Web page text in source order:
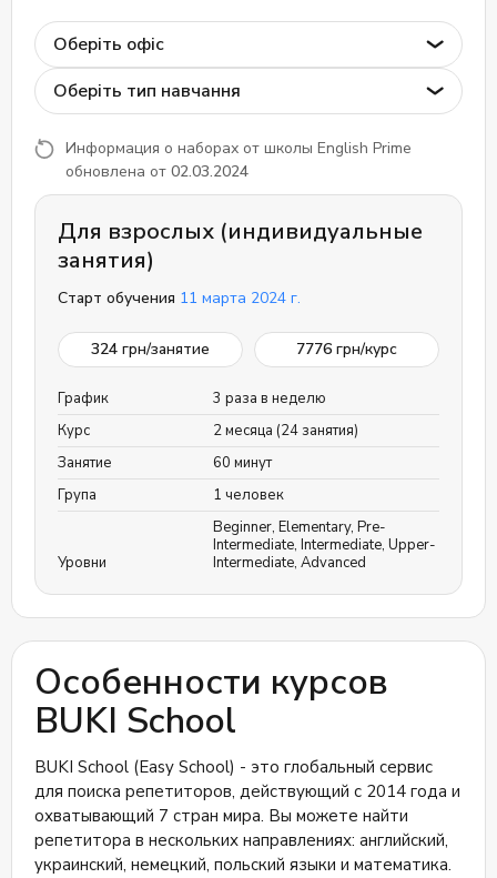
Оберіть офіс
Оберіть тип навчання
Информация о наборах от школы English Prime
обновлена от 02.03.2024
Для взрослых (индивидуальные
занятия)
Старт обучения 11 марта 2024 г.
324 грн/занятие 7776 грн/курс
График
3 раза в неделю
Курс
2 месяца (24 занятия)
Занятие
60 минут
Група
1 человек
Уровни
Beginner, Elementary, Pre-
Intermediate, Intermediate, Upper-
Intermediate, Advanced
Особенности курсов
BUKI School
BUKI School (Easy School) - это глобальный сервис
для поиска репетиторов, действующий с 2014 года и
охватывающий 7 стран мира. Вы можете найти
репетитора в нескольких направлениях: английский,
украинский, немецкий, польский языки и математика.